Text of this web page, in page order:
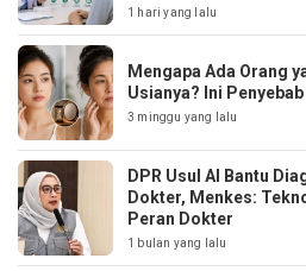
1 hari yang lalu
Mengapa Ada Orang
Usianya? Ini
3 minggu yang lalu
DPR Usul AI Bantu
Dokter, Menkes:
Peran Dokter
1 bulan yang lalu